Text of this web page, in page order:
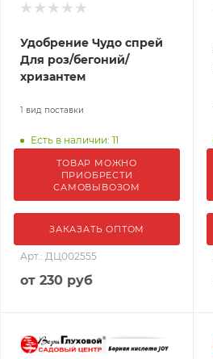
Удобрение Чудо спрей
Для роз/бегоний/
хризантем
1 вид поставки
Есть в наличии: 11
ТОВАР МОЖНО
ПРИОБРЕСТИ
САМОВЫВОЗОМ
ЗАКАЗАТЬ ОПТОМ
Арт.: ДЦ002555
от 230 руб